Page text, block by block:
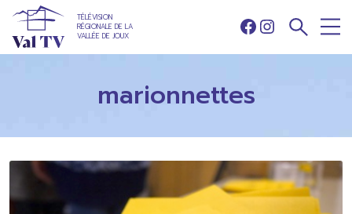
TÉLÉVISION
RÉGIONALE DE LA
VALLÉE DE JOUX
Facebook
Instagram
marionnettes